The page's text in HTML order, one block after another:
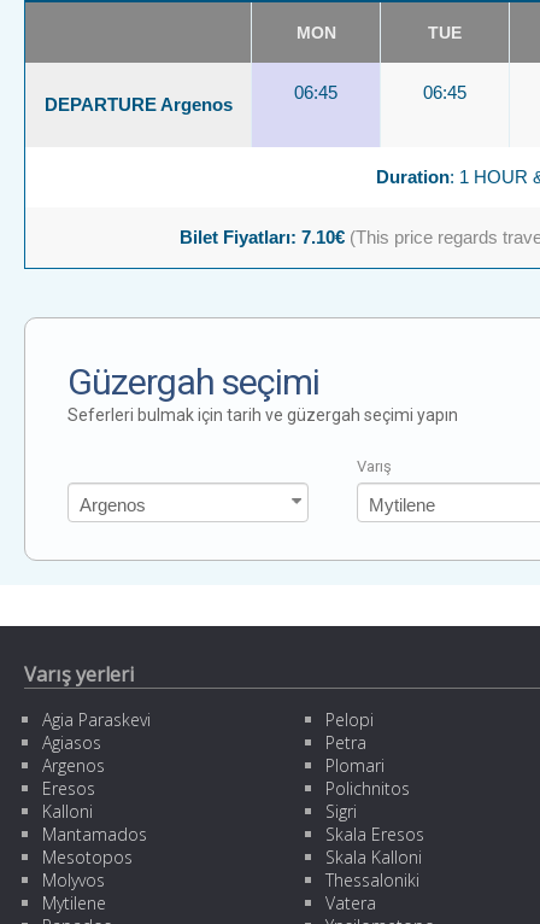
MON TUE
DEPARTURE Argenos
06:45 06:45
Duration: 1 HOUR
Bilet Fiyatları: 7.10€ (This price regards
Güzergah seçimi
Seferleri bulmak için tarih ve güzergah seçimi yapın
Varış
Varış yerleri
Agia Paraskevi
Agiasos
Argenos
Eresos
Kalloni
Mantamados
Mesotopos
Molyvos
Mytilene
Pelopi
Petra
Plomari
Polichnitos
Sigri
Skala Eresos
Skala Kalloni
Thessaloniki
Vatera